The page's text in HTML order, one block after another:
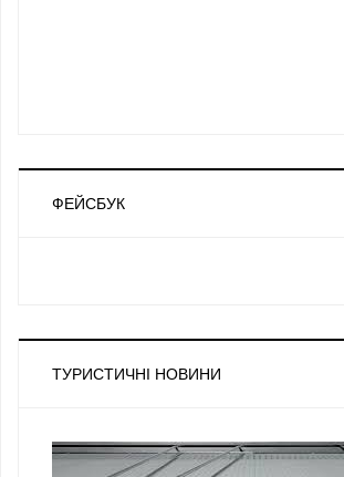
ФЕЙСБУК
ТУРИСТИЧНІ НОВИНИ